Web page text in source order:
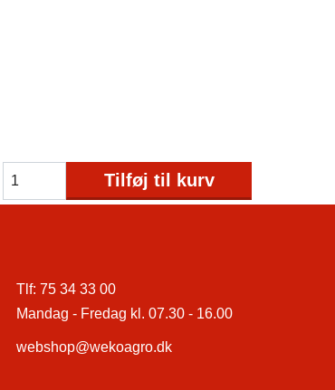
Tilføj til kurv
Tlf: 75 34 33 00
Mandag - Fredag kl. 07.30 - 16.00
webshop@wekoagro.dk